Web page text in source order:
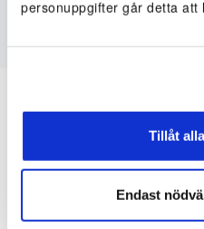
personuppgifter går detta att
Tillåt
Endast
Inte kund
igång nu!